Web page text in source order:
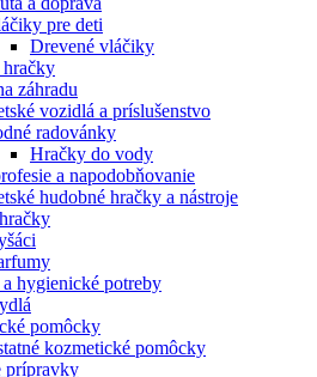
pre deti
Drevené vláčiky
hračky
záhradu
vozidlá a príslušenstvo
radovánky
Hračky do vody
a napodobňovanie
hudobné hračky a nástroje
hygienické potreby
pomôcky
kozmetické pomôcky
prípravky